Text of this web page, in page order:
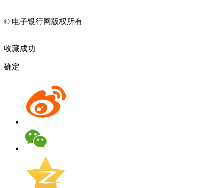
© 电子银行网版权所有
收藏成功
确定